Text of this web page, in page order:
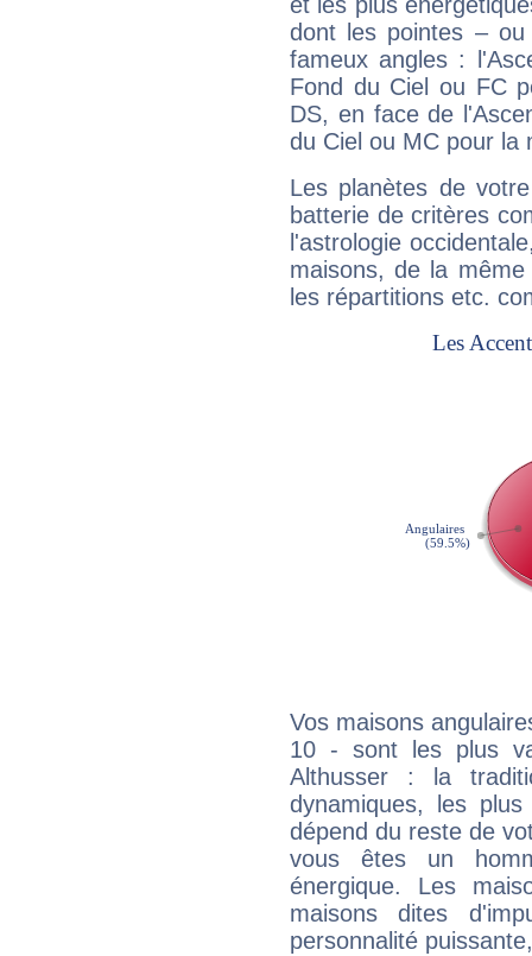
et les plus
dont les pointes –
fameux angles :
Fond du Ciel ou FC
DS, en face de
du Ciel ou MC pour la
Les planètes de
batterie de critères
l'astrologie
maisons, de la
les répartitions etc.
Vos maisons
10 - sont les plus
Althusser : la
dynamiques, les
dépend du reste de
vous êtes un
énergique. Les
maisons dites
personnalité